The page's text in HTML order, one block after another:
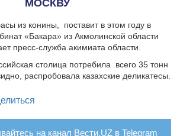
МОСКВУ
из конины, поставит в этом году в
«Бакара» из Акмолинской области
пресс-служба акимиата области.
столица потребила
всего 35 тонн
распробовала казахские деликатесы.
на канал Вести.UZ в Telegram